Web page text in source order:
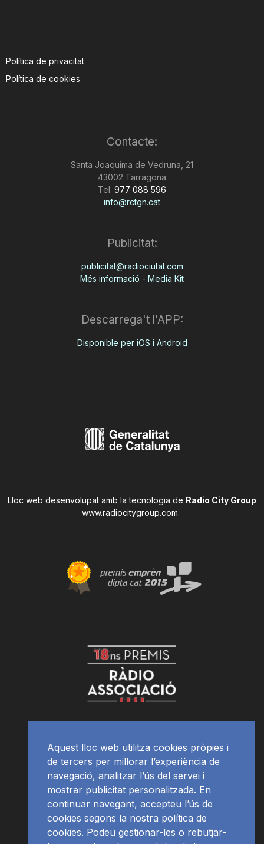
Política de privacitat
Política de cookies
Contacte:
Santa Joaquima de Vedruna, 21
43002 Tarragona
Tel: 977 088 596
info@rctgn.cat
Publicitat:
publicitat@radiociutat.com
Més informació - Media Kit
Descarrega't l'APP:
Disponible per iOS i Android
Lloc web desenvolupat amb la tecnologia de Radio City Group
www.radiocitygroup.com.
Aquest lloc web utilitza cookies pròpies i
de tercers per millorar l’experiència de
navegació, analitzar l’ús del servei i
mostrar publicitat personalitzada. En
continuar navegant, accepteu l’ús de
cookies segons la nostra política de
cookies. Podeu gestionar-les o rebutjar-